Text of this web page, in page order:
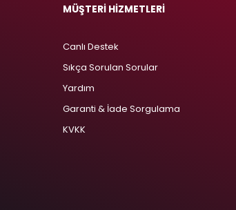
MÜŞTERİ HİZMETLERİ
Canlı Destek
Sıkça Sorulan Sorular
Yardım
Garanti & İade Sorgulama
KVKK